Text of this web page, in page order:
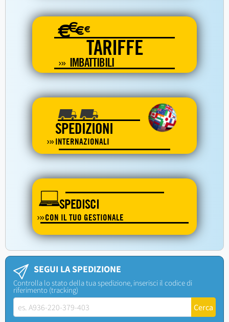
€€€€
TARIFFE
IMBATTIBILI
SPEDIZIONI
INTERNAZIONALI
SPEDISCI
CON IL TUO GESTIONALE
SEGUI LA SPEDIZIONE
Controlla lo stato della tua spedizione, inserisci il codice di
riferimento (tracking)